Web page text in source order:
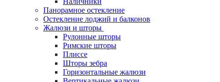
Панорамное остекление
Остекление лоджий и балконов
Жалюзи и шторы
Рулонные шторы
Римские шторы
Плиссе
Шторы зебра
Горизонтальные жалюзи